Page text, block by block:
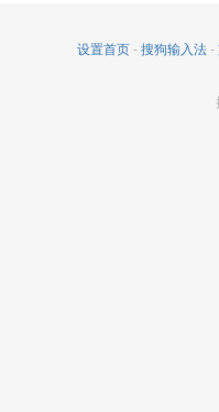
设置首页 - 搜狗输入法 -